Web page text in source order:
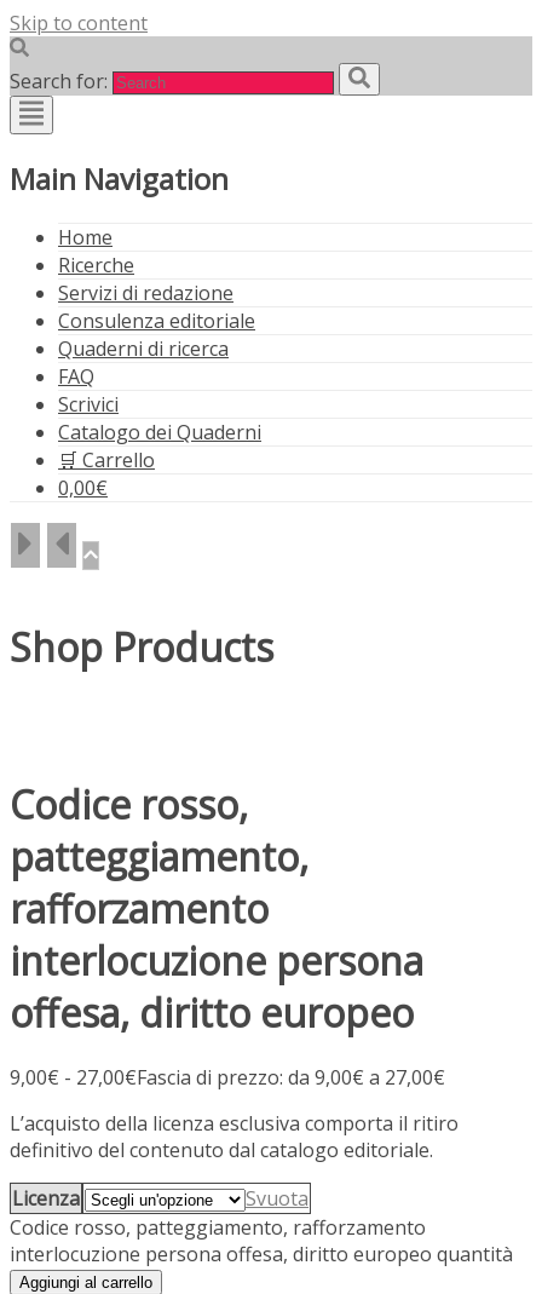
Skip to content
Search for:
Main Navigation
Home
Ricerche
Servizi di redazione
Consulenza editoriale
Quaderni di ricerca
FAQ
Scrivici
Catalogo dei Quaderni
🛒 Carrello
0,00€
Shop Products
Codice rosso,
patteggiamento,
rafforzamento
interlocuzione persona
offesa, diritto europeo
9,00€ - 27,00€Fascia di prezzo: da 9,00€ a 27,00€
L’acquisto della licenza esclusiva comporta il ritiro
definitivo del contenuto dal catalogo editoriale.
Licenza
Svuota
Codice rosso, patteggiamento, rafforzamento
interlocuzione persona offesa, diritto europeo quantità
Aggiungi al carrello